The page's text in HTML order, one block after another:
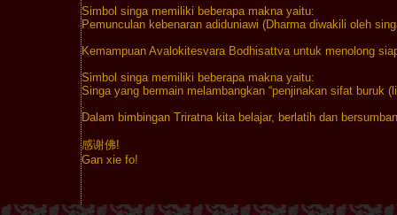
Simbol singa memiliki beberapa makna yaitu:
Pemunculan kebenaran adiduniawi (Dharma diwakili oleh
Kemampuan Avalokitesvara Bodhisattva untuk menolong
Simbol singa memiliki beberapa makna yaitu:
Singa yang bermain melambangkan “penjinakan sifat buruk
Dalam bimbingan Triratna kita belajar, berlatih dan
感谢佛!
Gan xie fo!